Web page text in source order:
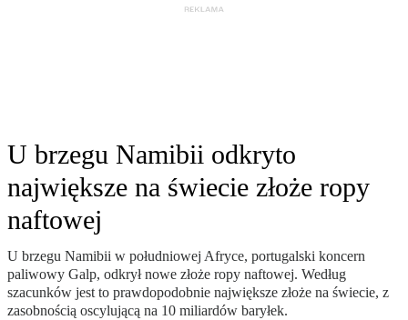
U brzegu Namibii odkryto
największe na świecie złoże ropy
naftowej
U brzegu Namibii w południowej Afryce, portugalski koncern
paliwowy Galp, odkrył nowe złoże ropy naftowej. Według
szacunków jest to prawdopodobnie największe złoże na świecie, z
zasobnością oscylującą na 10 miliardów baryłek.